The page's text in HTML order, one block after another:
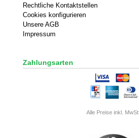
Rechtliche Kontaktstellen
Cookies konfigurieren
Unsere AGB
Impressum
Zahlungsarten
Alle Preise inkl. MwSt.